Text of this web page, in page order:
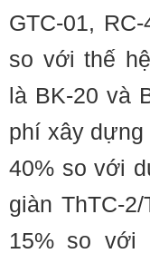
GTC-01,
so với thế
là BK-20 và
phí xây dựng
40% so với
giàn ThTC-
15% so với